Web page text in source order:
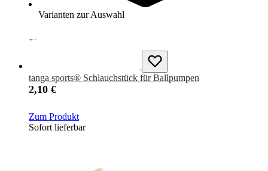
Varianten zur Auswahl
tanga sports® Schlauchstück für Ballpumpen
2,10 €
Zum Produkt
Sofort lieferbar